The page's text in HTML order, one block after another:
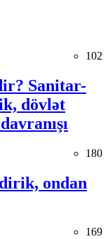
102
Sanitar-
dövlət
180
ondan
169